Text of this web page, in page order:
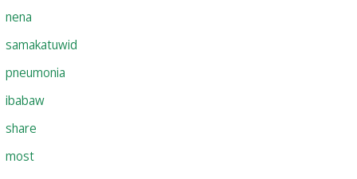
nena
samakatuwid
pneumonia
ibabaw
share
most